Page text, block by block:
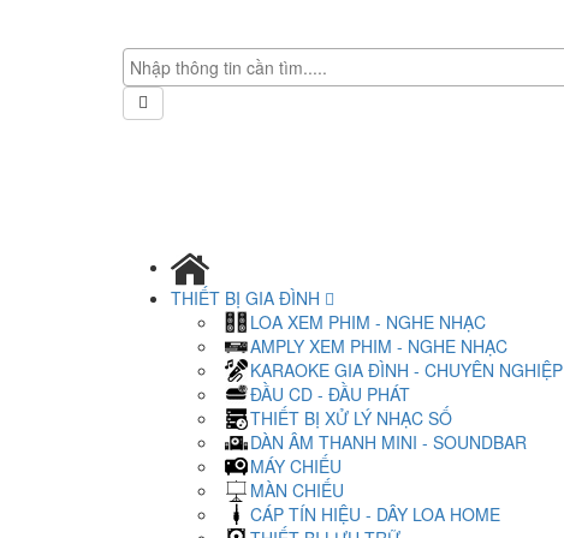
THIẾT BỊ GIA ĐÌNH
LOA XEM PHIM - NGHE NHẠC
AMPLY XEM PHIM - NGHE NHẠC
KARAOKE GIA ĐÌNH - CHUYÊN NGHIỆP
ĐẦU CD - ĐẦU PHÁT
THIẾT BỊ XỬ LÝ NHẠC SỐ
DÀN ÂM THANH MINI - SOUNDBAR
MÁY CHIẾU
MÀN CHIẾU
CÁP TÍN HIỆU - DÂY LOA HOME